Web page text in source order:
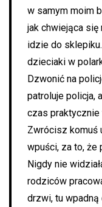
w samym moim
jak chwiejąca się
idzie do
dzieciaki w
Dzwonić na
patroluje policja,
czas
Zwrócisz komuś
wpuści, za to, że
Nigdy nie
rodziców
drzwi, tu